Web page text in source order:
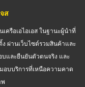
ส
ครือเอไอเอส ในฐานะผู้นำที่
ผ่านเว็บไซต์รวมสินค้าและ
บและยืนยันตัวตนจริง และ
อบบริการที่เหนือความคาด